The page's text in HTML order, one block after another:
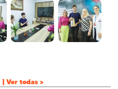
| Ver todas >